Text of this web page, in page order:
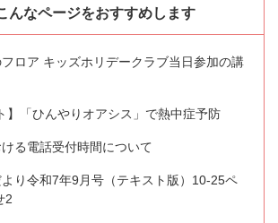
んなページをおすすめします
ロア キッズホリデークラブ当日参加の講
】「ひんやりオアシス」で熱中症予防
る電話受付時間について
り令和7年9月号（テキスト版）10-25ペ
2